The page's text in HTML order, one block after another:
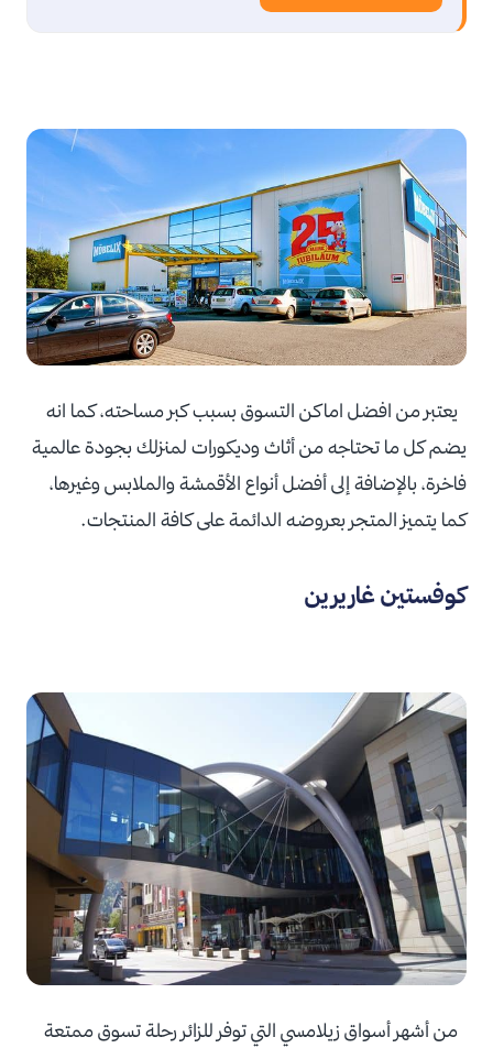
يعتبر من افضل اماكن التسوق بسبب كبر مساحته، كما انه
يضم كل ما تحتاجه من أثاث وديكورات لمنزلك بجودة عالمية
فاخرة، بالإضافة إلى أفضل أنواع الأقمشة والملابس وغيرها،
كما يتميز المتجر بعروضه الدائمة على كافة المنتجات.
كوفستين غاريرين
من أشهر أسواق زيلامسي التي توفر للزائر رحلة تسوق ممتعة